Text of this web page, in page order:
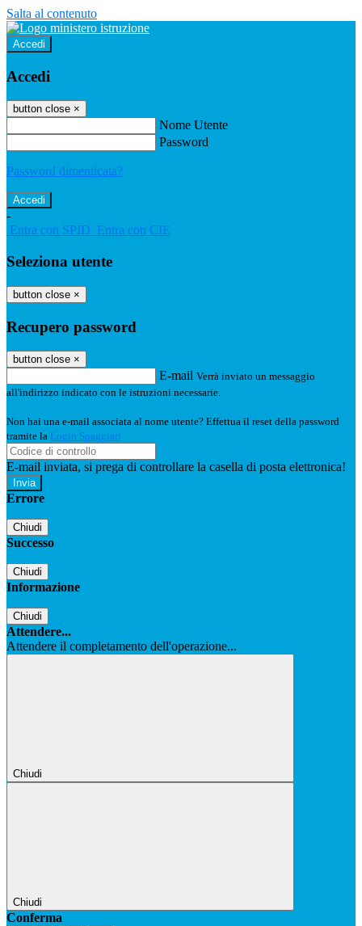
Salta al contenuto
Accedi
Accedi
button close ×
Nome Utente
Password
Password dimenticata?
-
Entra con SPID Entra con CIE
Seleziona utente
button close ×
Recupero password
button close ×
E-mail Verrà inviato un messaggio
all'indirizzo indicato con le istruzioni necessarie.
Non hai una e-mail associata al nome utente? Effettua il reset della password
tramite la Login Spaggiari
E-mail inviata, si prega di controllare la casella di posta elettronica!
Errore
Chiudi
Successo
Chiudi
Informazione
Chiudi
Attendere...
Attendere il completamento dell'operazione...
Chiudi
Chiudi
Conferma